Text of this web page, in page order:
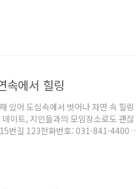
속에서 힐링
있어 도심속에서 벗어나 자연 속 힐링
이트, 지인들과의 모임장소로도 괜찮
번길 123전화번호: 031-841-4400운
르고 있는데, 계곡처럼 자연스러운 분